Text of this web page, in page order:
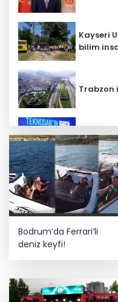
Kayseri
bilim
Trabzon
önde!
Bilim
felaket
kaldı
Bodrum’da Ferrari’li
deniz keyfi!